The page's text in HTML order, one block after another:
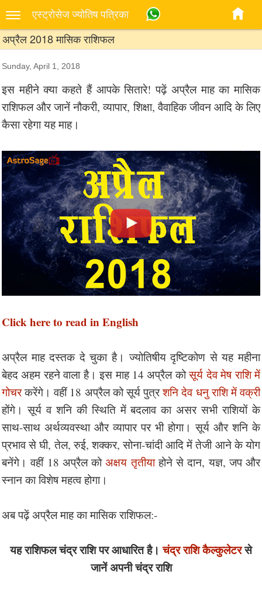
एस्‍ट्रोसेज ज्‍योतिष पत्रिका
अप्रैल 2018 मासिक राशिफल
Sunday, April 1, 2018
इस महीने क्या कहते हैं आपके सितारे! पढ़ें अप्रैल माह का मासिक
राशिफल और जानें नौकरी, व्यापार, शिक्षा, वैवाहिक जीवन आदि के लिए
कैसा रहेगा यह माह।
Click here to read in English
अप्रैल माह दस्तक दे चुका है। ज्योतिषीय दृष्टिकोण से यह महीना
बेहद अहम रहने वाला है। इस माह 14 अप्रैल कोसूर्य देव मेष राशि में
गोचरकरेंगे। वहीं 18 अप्रैल को सूर्य पुत्रशनि देव धनु राशि में वक्री
होंगे। सूर्य व शनि की स्थिति में बदलाव का असर सभी राशियों के
साथ-साथ अर्थव्यवस्था और व्यापार पर भी होगा। सूर्य और शनि के
प्रभाव से घी, तेल, रुई, शक्कर, सोना-चांदी आदि में तेजी आने के योग
बनेंगे। वहीं 18 अप्रैल कोअक्षय तृतीयाहोने से दान, यज्ञ, जप और
स्नान का विशेष महत्व होगा।
अब पढ़ें अप्रैल माह का मासिक राशिफल:-
यह राशिफल चंद्र राशि पर आधारित है।चंद्र राशि कैल्कुलेटरसे
जानें अपनी चंद्र राशि